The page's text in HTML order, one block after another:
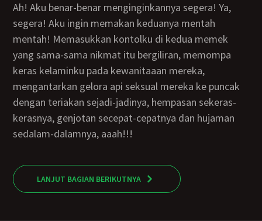
Ah! Aku benar-benar menginginkannya segera! Ya,
segera! Aku ingin memakan keduanya mentah
mentah! Memasukkan kontolku di kedua memek
yang sama-sama nikmat itu bergiliran, memompa
keras kelaminku pada kewanitaaan mereka,
mengantarkan gelora api seksual mereka ke puncak
dengan teriakan sejadi-jadinya, hempasan sekeras-
kerasnya, genjotan secepat-cepatnya dan hujaman
sedalam-dalamnya, aaah!!!
LANJUT BAGIAN BERIKUTNYA